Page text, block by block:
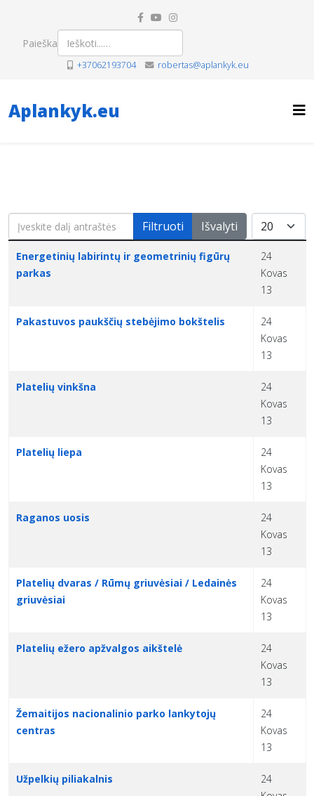
Paieška
+37062193704 robertas@aplankyk.eu
Aplankyk.eu
Įveskite dalį antraštės Filtruoti Išvalyti Rodyti po
Pavadinimas Sukūrimo data
Energetinių labirintų ir geometrinių figūrų
parkas
24
Kovas
13
Pakastuvos paukščių stebėjimo bokštelis
24
Kovas
13
Platelių vinkšna
24
Kovas
13
Platelių liepa
24
Kovas
13
Raganos uosis
24
Kovas
13
Platelių dvaras / Rūmų griuvėsiai / Ledainės
griuvėsiai
24
Kovas
13
Platelių ežero apžvalgos aikštelė
24
Kovas
13
Žemaitijos nacionalinio parko lankytojų
centras
24
Kovas
13
Užpelkių piliakalnis
24